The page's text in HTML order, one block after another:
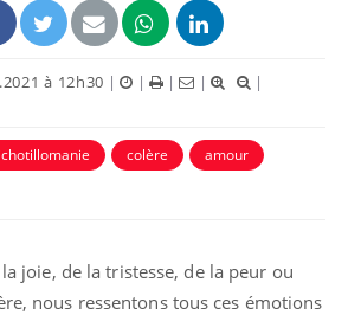
à 12h30 | | | |
|
colère
amour
joie, de la tristesse, de la peur ou
nous ressentons tous ces émotions